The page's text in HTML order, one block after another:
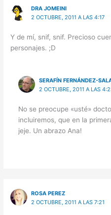
DRA JOMEINI
2 OCTUBRE, 2011 A LAS 4:17
Y de mí, snif, snif. Precioso
personajes. ;D
SERAFÍN FERNÁNDEZ-
2 OCTUBRE, 2011 A LAS
No se preocupe «usté»
incluiremos, que en la
jeje. Un abrazo Ana!
ROSA PEREZ
2 OCTUBRE, 2011 A LAS 7:21